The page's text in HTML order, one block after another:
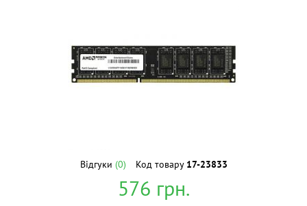
Відгуки (0) Код товару 17-23833
576 грн.